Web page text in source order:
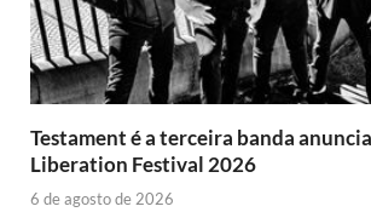
Testament é a terceira banda
Liberation Festival 2026
6 de agosto de 2026